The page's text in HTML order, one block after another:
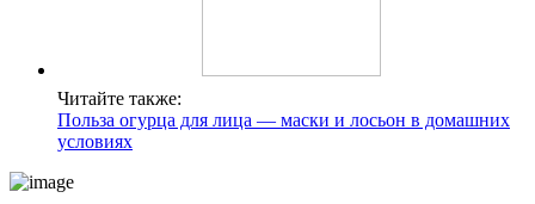
Читайте также:
Польза огурца для лица — маски и лосьон в домашних
условиях